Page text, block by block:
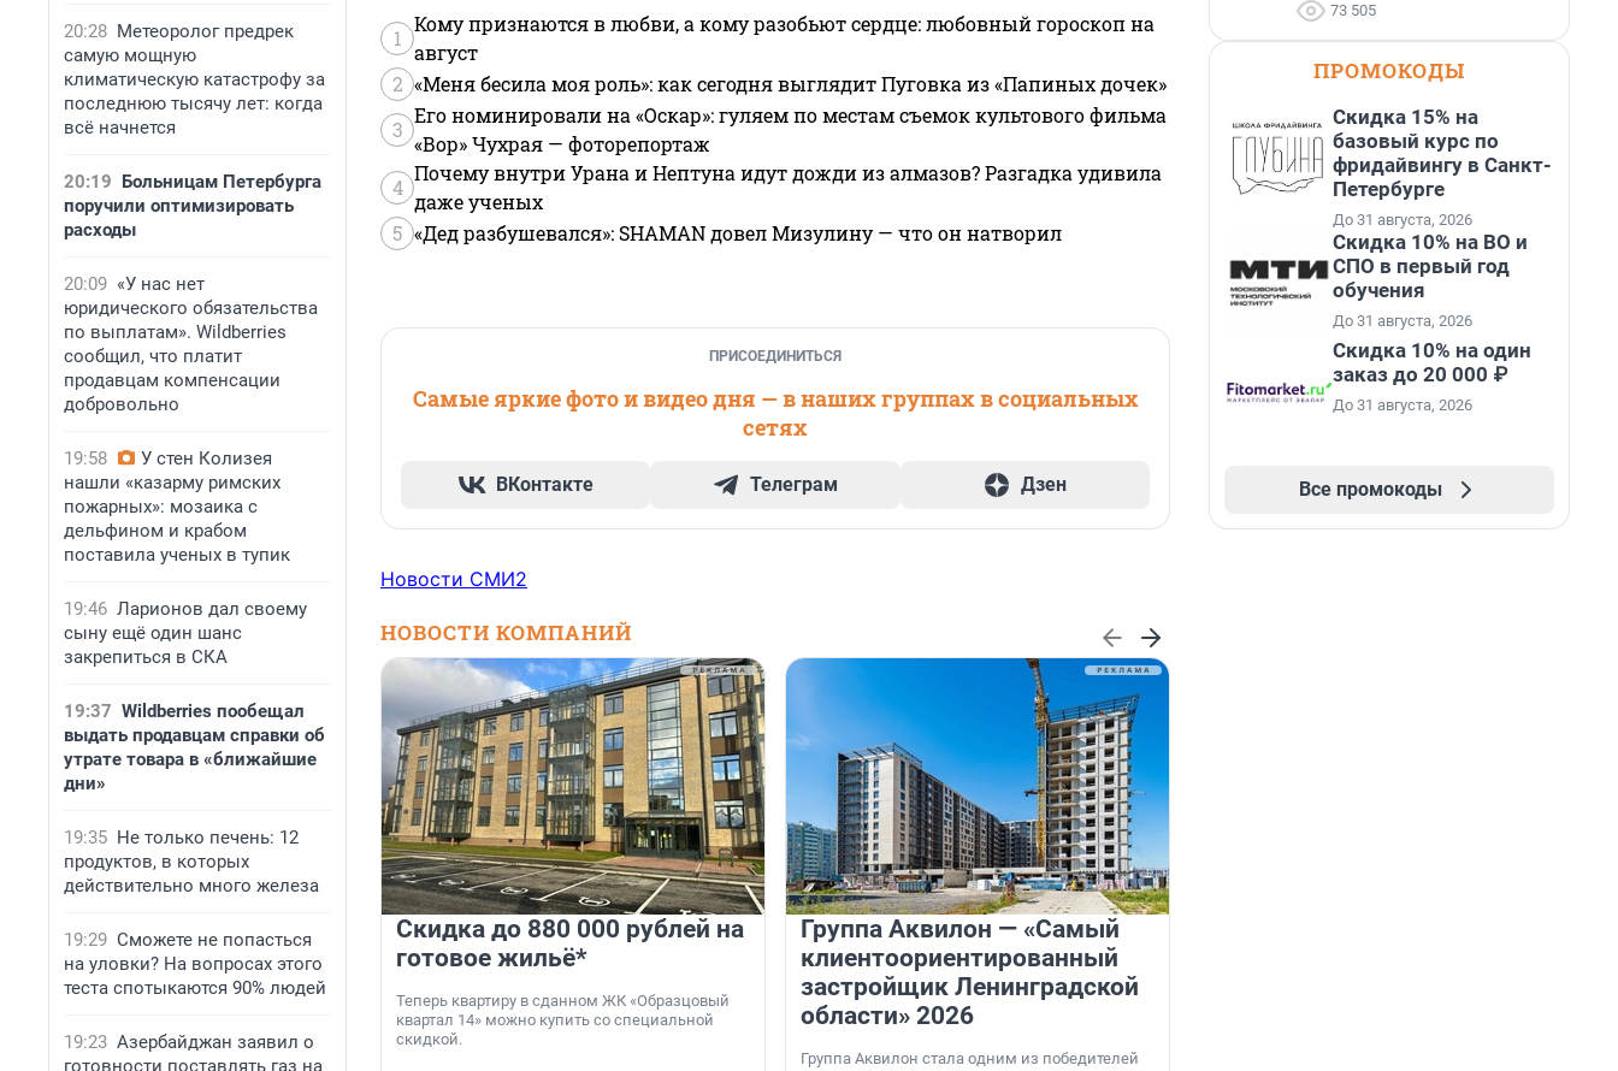
20:28 Метеоролог предрек
самую мощную
климатическую катастрофу за
последнюю тысячу лет: когда
всё начнется
20:19 Больницам Петербурга
поручили оптимизировать
расходы
20:09 «У нас нет
юридического обязательства
по выплатам». Wildberries
сообщил, что платит
продавцам компенсации
добровольно
19:58
У стен Колизея
нашли «казарму римских
пожарных»: мозаика с
дельфином и крабом
поставила ученых в тупик
19:46 Ларионов дал своему
сыну ещё один шанс
закрепиться в СКА
19:37 Wildberries пообещал
выдать продавцам справки об
утрате товара в «ближайшие
дни»
19:35 Не только печень: 12
продуктов, в которых
действительно много железа
19:29 Сможете не попасться
на уловки? На вопросах этого
теста спотыкаются 90% людей
19:23 Азербайджан заявил о
готовности поставлять газ на
1
Кому признаются в любви, а кому разобьют сердце: любовный гороскоп на
август
2 «Меня бесила моя роль»: как сегодня выглядит Пуговка из «Папиных дочек»
3
Его номинировали на «Оскар»: гуляем по местам съемок культового фильма
«Вор» Чухрая — фоторепортаж
4
Почему внутри Урана и Нептуна идут дожди из алмазов? Разгадка удивила
даже ученых
5 «Дед разбушевался»: SHAMAN довел Мизулину — что он натворил
ПРИСОЕДИНИТЬСЯ
Самые яркие фото и видео дня — в наших группах в социальных
сетях
ВКонтакте Телеграм Дзен
Новости СМИ2
НОВОСТИ КОМПАНИЙ
Скидка до 880 000 рублей на
готовое жильё*
Теперь квартиру в сданном ЖК «Образцовый
квартал 14» можно купить со специальной
скидкой.
Группа Аквилон — «Самый
клиентоориентированный
застройщик Ленинградской
области» 2026
Группа Аквилон стала одним из победителей
73 505
ПРОМОКОДЫ
Скидка 15% на
базовый курс по
фридайвингу в Санкт-
Петербурге
До 31 августа, 2026
Скидка 10% на ВО и
СПО в первый год
обучения
До 31 августа, 2026
Скидка 10% на один
заказ до 20 000 ₽
До 31 августа, 2026
Все промокоды